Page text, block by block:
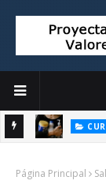
limpieza
Página Principal